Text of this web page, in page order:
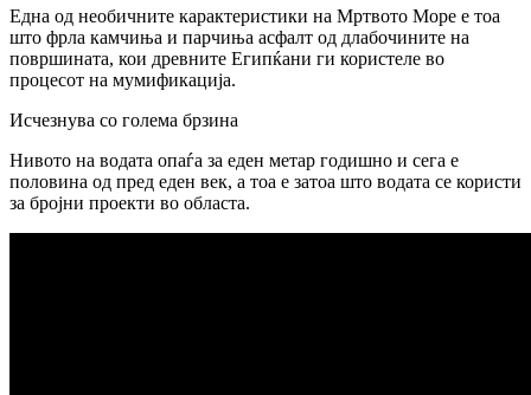
Една од необичните карактеристики на Мртвото Море е тоа
што фрла камчиња и парчиња асфалт од длабочините на
површината, кои древните Египќани ги користеле во
процесот на мумификација.
Исчезнува со голема брзина
Нивото на водата опаѓа за еден метар годишно и сега е
половина од пред еден век, а тоа е затоа што водата се користи
за бројни проекти во областа.